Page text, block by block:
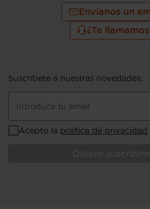
Envíanos un
¿Te
Suscríbete a nuestras novedades:
Introduce tu email
Acepto la política de privacidad